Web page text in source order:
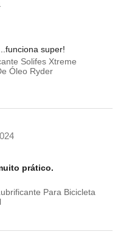
super!
Solifes Xtreme
Óleo Ryder
prático.
Para Bicicleta